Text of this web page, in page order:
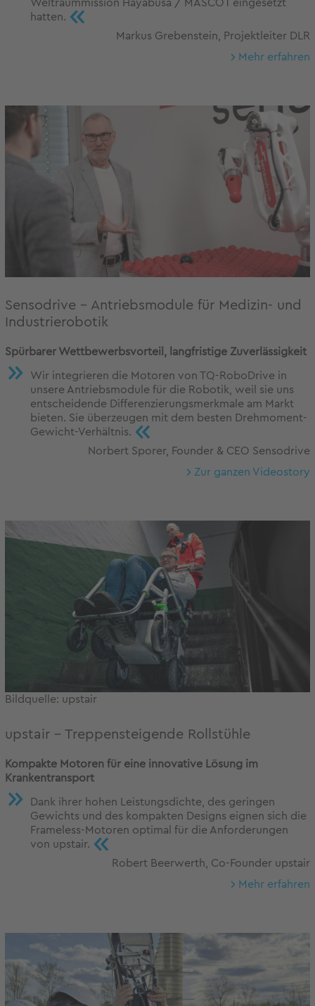
Weltraummission Hayabusa / MASCOT eingesetzt
hatten. «
Markus Grebenstein, Projektleiter DLR
Mehr erfahren
Sensodrive – Antriebsmodule für Medizin- und
Industrierobotik
Spürbarer Wettbewerbsvorteil, langfristige Zuverlässigkeit
Wir integrieren die Motoren von TQ-RoboDrive in
unsere Antriebsmodule für die Robotik, weil sie uns
entscheidende Differenzierungsmerkmale am Markt
bieten. Sie überzeugen mit dem besten Drehmoment-
Gewicht-Verhältnis. «
Norbert Sporer, Founder & CEO Sensodrive
Zur ganzen Videostory
Bildquelle: upstair
upstair – Treppensteigende Rollstühle
Kompakte Motoren für eine innovative Lösung im
Krankentransport
Dank ihrer hohen Leistungsdichte, des geringen
Gewichts und des kompakten Designs eignen sich die
Frameless-Motoren optimal für die Anforderungen
von upstair. «
Robert Beerwerth, Co-Founder upstair
Mehr erfahren